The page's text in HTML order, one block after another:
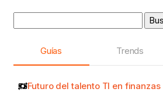
Guías Trends
Futuro del talento TI en finanzas